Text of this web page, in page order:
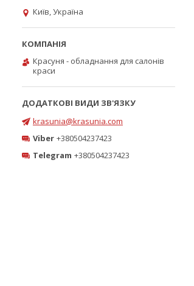
Київ, Україна
Красуня - обладнання для салонів
краси
krasunia@krasunia.com
Viber +380504237423
Telegram +380504237423